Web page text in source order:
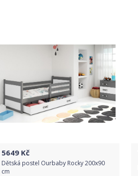
5649 Kč
Dětská postel Ourbaby Rocky 200x90
cm